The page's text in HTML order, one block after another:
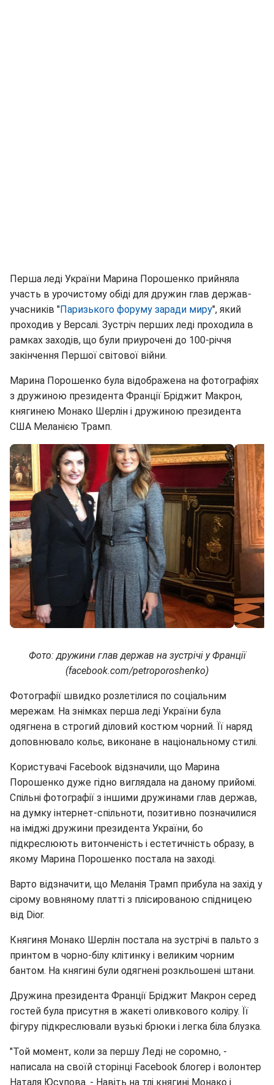
Перша леді України Марина Порошенко прийняла
участь в урочистому обіді для дружин глав держав-
учасників "Паризького форуму заради миру", який
проходив у Версалі. Зустріч перших леді проходила в
рамках заходів, що були приурочені до 100-річчя
закінчення Першої світової війни.
Марина Порошенко була відображена на фотографіях
з дружиною президента Франції Бріджит Макрон,
княгинею Монако Шерлін і дружиною президента
США Меланією Трамп.
Фото: дружини глав держав на зустрічі у Франції
(facebook.com/petroporoshenko)
Фотографії швидко розлетілися по соціальним
мережам. На знімках перша леді України була
одягнена в строгий діловий костюм чорний. Її наряд
доповнювало кольє, виконане в національному стилі.
Користувачі Facebook відзначили, що Марина
Порошенко дуже гідно виглядала на даному прийомі.
Спільні фотографії з іншими дружинами глав держав,
на думку інтернет-спільноти, позитивно позначилися
на іміджі дружини президента України, бо
підкреслюють витонченість і естетичність образу, в
якому Марина Порошенко постала на заході.
Варто відзначити, що Меланія Трамп прибула на захід у
сірому вовняному платті з плісированою спідницею
від Dior.
Княгиня Монако Шерлін постала на зустрічі в пальто з
принтом в чорно-білу клітинку і великим чорним
бантом. На княгині були одягнені розкльошені штани.
Дружина президента Франції Бріджит Макрон серед
гостей була присутня в жакеті оливкового коліру. Її
фігуру підкреслювали вузькі брюки і легка біла блузка.
"Той момент, коли за першу Леді не соромно, -
написала на своїй сторінці Facebook блогер і волонтер
Наталя Юсупова. - Навіть на тлі княгині Монако і